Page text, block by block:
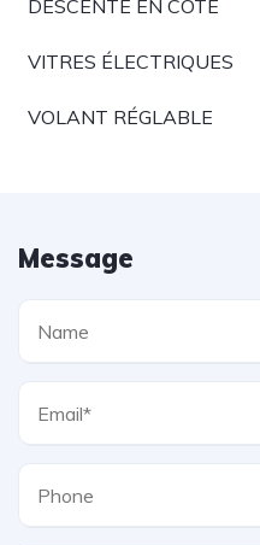
DESCENTE EN CÔTE
VITRES ÉLECTRIQUES
VOLANT RÉGLABLE
Message